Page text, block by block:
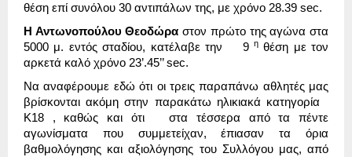
θέση επί συνόλου 30 αντιπάλων της, με χρόνο 28.39 sec.
Η Αντωνοπούλου Θεοδώρα στον πρώτο της αγώνα στα
5000 μ. εντός σταδίου, κατέλαβε την 9 ηθέση με τον
αρκετά καλό χρόνο 23’.45’’ sec.
Να αναφέρουμε εδώ ότι οι τρεις παραπάνω αθλητές μας
βρίσκονται ακόμη στην παρακάτω ηλικιακά κατηγορία
Κ18 , καθώς και ότι στα τέσσερα από τα πέντε
αγωνίσματα που συμμετείχαν, έπιασαν τα όρια
βαθμολόγησης και αξιολόγησης του Συλλόγου μας, από